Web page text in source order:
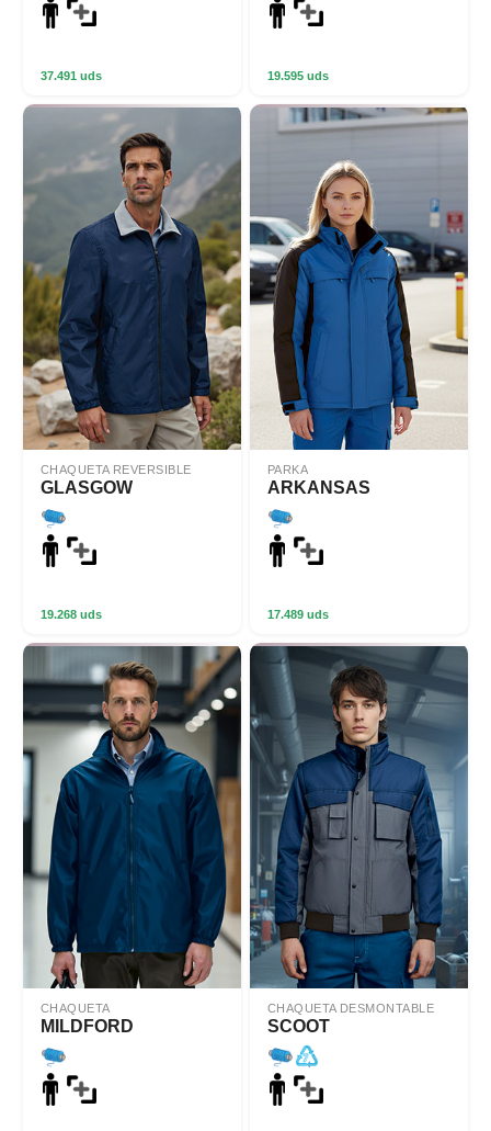
37.491 uds 19.595 uds
CHAQUETA REVERSIBLE
GLASGOW
19.268 uds
PARKA
ARKANSAS
17.489 uds
CHAQUETA
MILDFORD
CHAQUETA DESMONTABLE
SCOOT